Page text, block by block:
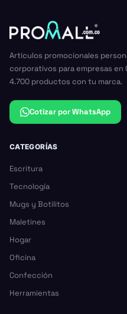
Artículos promocionales
corporativos para empresas en
4.700 productos con tu marca.
Cotizar por WhatsApp
CATEGORÍAS
Escritura
Tecnología
Mugs y Botilitos
Maletines
Hogar
Oficina
Confección
Herramientas